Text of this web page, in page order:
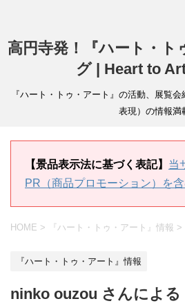
高円寺発！『ハート・ト
グ | Heart to
『ハート・トゥ・アート』の活動、展覧
表現）の情報満
【景品表示法に基づく表記】 当
PR（商品プロモーション）を
HOME > 『ハート・トゥ・アート』情報 >
『ハート・トゥ・アート』情報
ninko ouzou さんによる